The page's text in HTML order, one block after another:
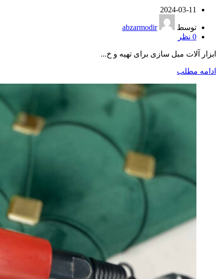
2024-03-11
توسط
abzarmodir
0 نظر
ابزار آلات مبل سازی برای تهیه و خ...
ادامه مطلب